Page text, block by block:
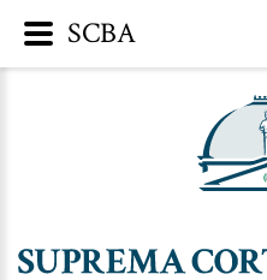
SCBA